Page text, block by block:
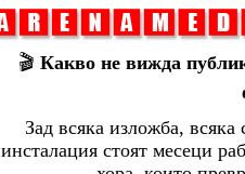
🎬 Какво не вижда
Зад всяка изложба,
инсталация стоят месеци